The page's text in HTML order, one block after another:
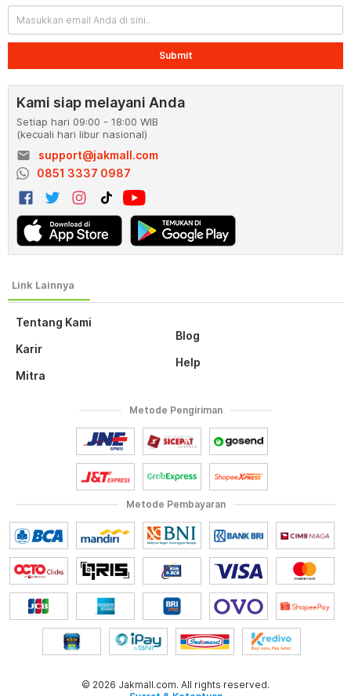
Tentang Kami
Karir
Mitra
Blog
Help
Submit
Kami siap melayani Anda
Setiap hari 09:00 - 18:00 WIB
(kecuali hari libur nasional)
email
support@jakmall.com
0851 3337 0987
Metode Pembayaran
Metode Pengiriman
© 2026 Jakmall.com. All rights reserved.